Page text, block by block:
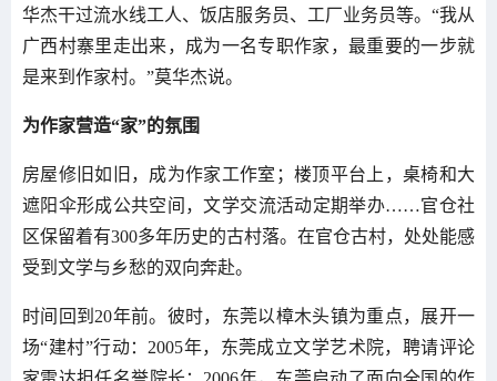
华杰干过流水线工人、饭店服务员、工厂业务员等。“我从
广西村寨里走出来，成为一名专职作家，最重要的一步就
是来到作家村。”莫华杰说。
为作家营造“家”的氛围
房屋修旧如旧，成为作家工作室；楼顶平台上，桌椅和大
遮阳伞形成公共空间，文学交流活动定期举办……官仓社
区保留着有300多年历史的古村落。在官仓古村，处处能感
受到文学与乡愁的双向奔赴。
时间回到20年前。彼时，东莞以樟木头镇为重点，展开一
场“建村”行动：2005年，东莞成立文学艺术院，聘请评论